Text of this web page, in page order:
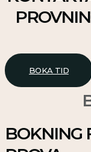
BOKA TID
BOKNING